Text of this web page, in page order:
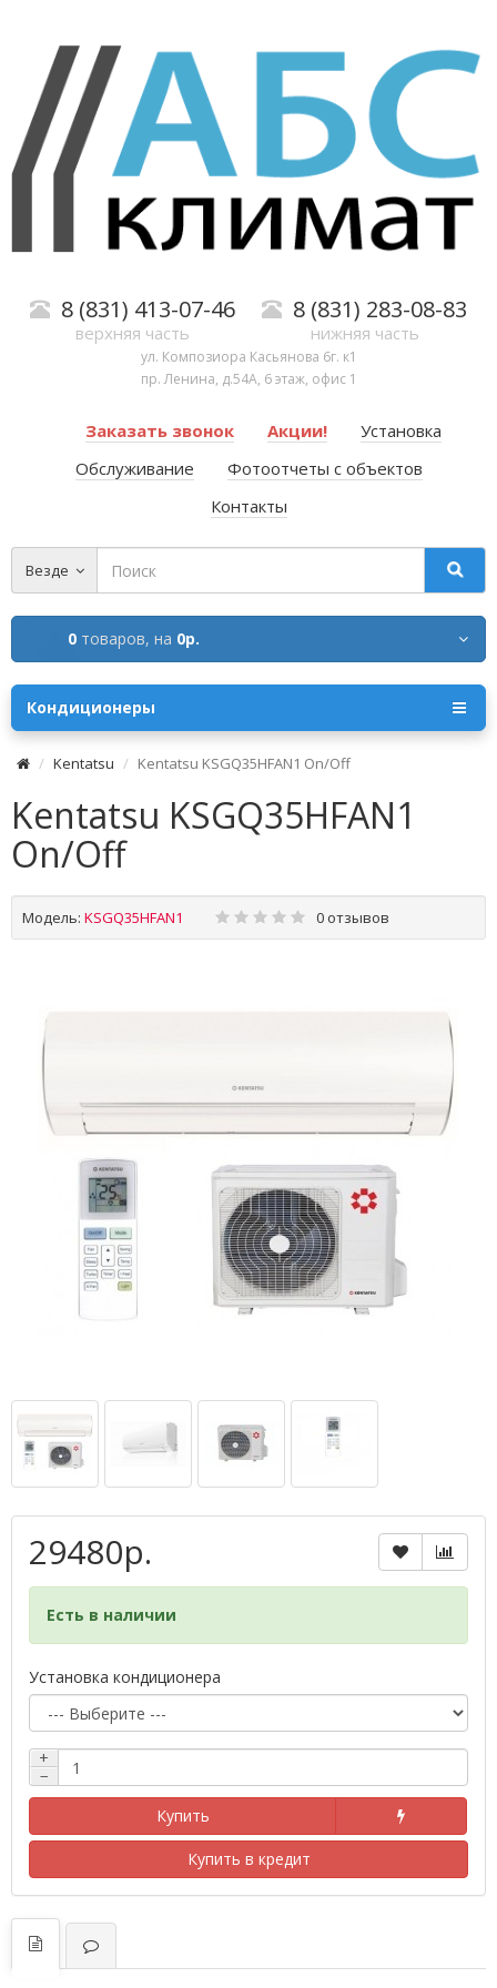
8 (831) 413-07-46
верхняя часть
8 (831) 283-08-83
нижняя часть
ул. Композиора Касьянова 6г. к1
пр. Ленина, д.54А, 6 этаж, офис 1
Заказать звонок Акции!
Установка
Обслуживание
Фотоотчеты с объектов
Контакты
Везде
0 товаров, на 0р.
Кондиционеры
Kentatsu Kentatsu KSGQ35HFAN1 Оn/Off
Kentatsu KSGQ35HFAN1
Оn/Off
Модель: KSGQ35HFAN1 0 отзывов
29480р.
Есть в наличии
Установка кондиционера
+
−
Купить
Купить в кредит